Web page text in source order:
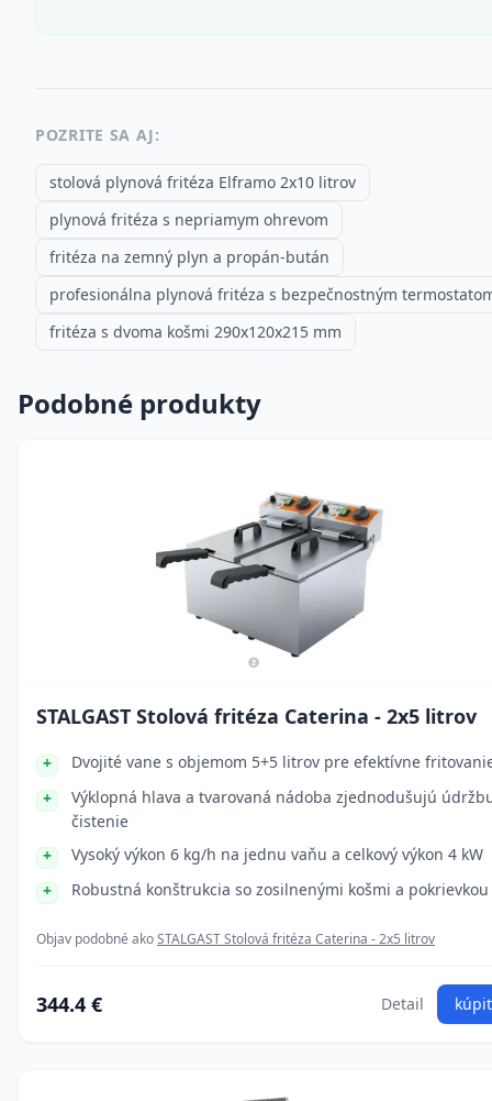
POZRITE SA AJ:
stolová plynová fritéza Elframo 2x10 litrov
plynová fritéza s nepriamym ohrevom
fritéza na zemný plyn a propán-bután
profesionálna plynová fritéza s bezpečnostným
fritéza s dvoma košmi 290x120x215 mm
Podobné produkty
STALGAST Stolová fritéza Caterina - 2x5 litrov
Dvojité vane s objemom 5+5 litrov pre efektívne
Výklopná hlava a tvarovaná nádoba zjednodušujú
čistenie
Vysoký výkon 6 kg/h na jednu vaňu a celkový výkon 4 kW
Robustná konštrukcia so zosilnenými košmi a pokrievkou
Objav podobné akoSTALGAST Stolová fritéza Caterina - 2x5 litrov
344.4 € Detail kúpiť